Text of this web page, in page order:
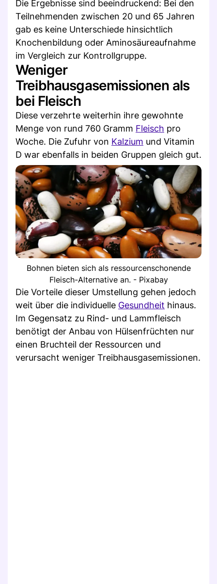
Die Ergebnisse sind beeindruckend: Bei den
Teilnehmenden zwischen 20 und 65 Jahren
gab es keine Unterschiede hinsichtlich
Knochenbildung oder Aminosäureaufnahme
im Vergleich zur Kontrollgruppe.
Weniger
Treibhausgasemissionen als
bei Fleisch
Diese verzehrte weiterhin ihre gewohnte
Menge von rund 760 Gramm Fleisch pro
Woche. Die Zufuhr von Kalzium und Vitamin
D war ebenfalls in beiden Gruppen gleich gut.
Bohnen bieten sich als ressourcenschonende
Fleisch-Alternative an. - Pixabay
Die Vorteile dieser Umstellung gehen jedoch
weit über die individuelle Gesundheit hinaus.
Im Gegensatz zu Rind- und Lammfleisch
benötigt der Anbau von Hülsenfrüchten nur
einen Bruchteil der Ressourcen und
verursacht weniger Treibhausgasemissionen.